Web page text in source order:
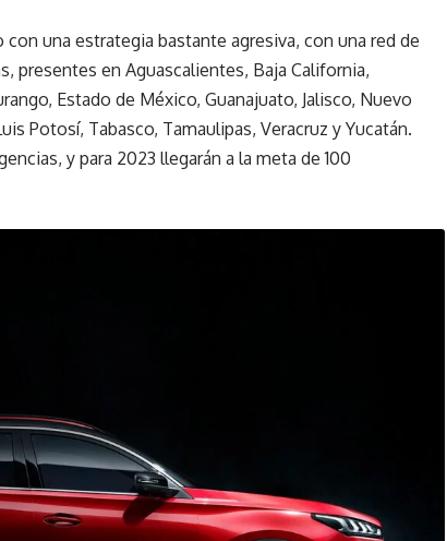
una estrategia bastante agresiva, con una red de
presentes en Aguascalientes, Baja California,
Estado de México, Guanajuato, Jalisco, Nuevo
Potosí, Tabasco, Tamaulipas, Veracruz y Yucatán.
y para 2023 llegarán a la meta de 100